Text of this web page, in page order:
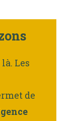
Les
de